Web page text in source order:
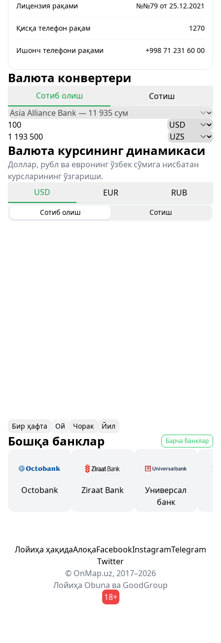
Лицензия рақами №№79 от 25.12.2021
Қисқа телефон рақам 1270
Ишонч телефони рақами +998 71 231 60 00
Валюта конвертери
Сотиб олиш Сотиш
Валюта курсининг динамикаси
Доллар, рубл ва евронинг ўзбек сўмига нисбатан
курсларининг ўзгариши.
USD
EUR RUB
Сотиб олиш Сотиш
Бир ҳафта Ой Чорак Йил
Бошқа банклар Барча банклар
Octobank Ziraat Bank
Универсал
банк
Лойиҳа ҳақидаАлоқаFacebookInstagramTelegram
Twitter
© OnMap.uz, 2017–2026
Лойиҳа Obuna ва GoodGroup
18+